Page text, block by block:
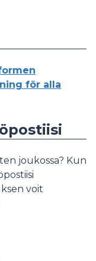
för alla
joukossa? Kun
voit